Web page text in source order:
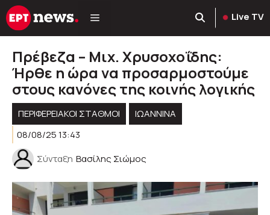
Μετάβαση
σε
Live TV
Πρέβεζα – Μιχ. Χρυσοχοΐδης:
Ήρθε η ώρα να προσαρμοστούμε
στους κανόνες της κοινής λογικής
ΠΕΡΙΦΕΡΕΙΑΚΟΊ ΣΤΑΘΜΟΊ
ΙΩΑΝΝΙΝΑ
08/08/25 13:43
Σύνταξη Βασίλης Σιώμος